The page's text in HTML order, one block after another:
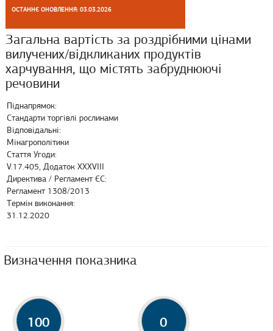
ОСТАННЄ ОНОВЛЕННЯ: 03.03.2026
Загальна вартість за роздрібними цінами
вилучених/відкликаних продуктів
харчування, що містять забруднюючі
речовини
Піднапрямок:
Стандарти торгівлі рослинами
Відповідальні:
Мінагрополітики
Стаття Угоди:
V.17.405, Додаток XXXVIII
Директива / Регламент ЄС:
Регламент 1308/2013
Термін виконання:
31.12.2020
Визначення показника
100 0